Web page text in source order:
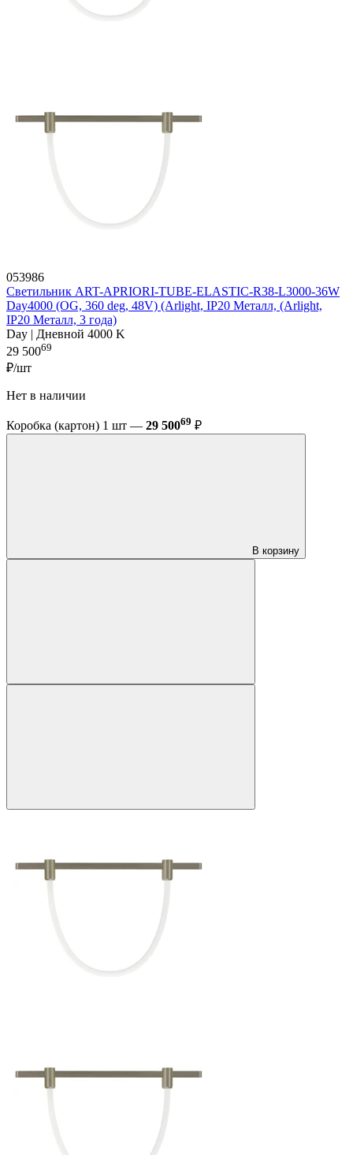
053986
Светильник ART-APRIORI-TUBE-ELASTIC-R38-L3000-36W
Day4000 (OG, 360 deg, 48V) (Arlight, IP20 Металл, (Arlight,
IP20 Металл, 3 года)
Day | Дневной 4000 K
29 50069
₽/шт
Нет в наличии
Коробка (картон) 1 шт — 29 50069 ₽
В корзину